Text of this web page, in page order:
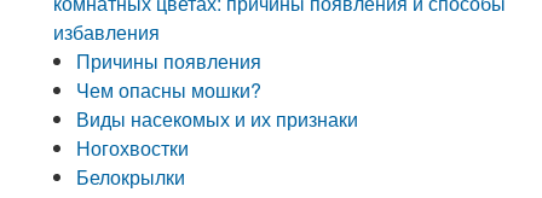
избавления
Причины появления
Чем опасны мошки?
Виды насекомых и их признаки
Ногохвостки
Белокрылки